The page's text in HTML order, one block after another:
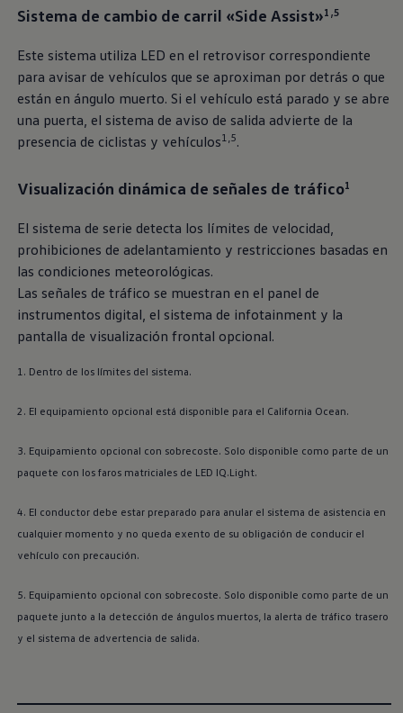
Sistema de cambio de carril «Side Assist»1,5
Este sistema utiliza LED en el retrovisor correspondiente
para avisar de vehículos que se aproximan por detrás o que
están en ángulo muerto. Si el vehículo está parado y se abre
una puerta, el sistema de aviso de salida advierte de la
presencia de ciclistas y vehículos1,5.
Visualización dinámica de señales de tráfico1
El sistema de serie detecta los límites de velocidad,
prohibiciones de adelantamiento y restricciones basadas en
las condiciones meteorológicas.
Las señales de tráfico se muestran en el panel de
instrumentos digital, el sistema de infotainment y la
pantalla de visualización frontal opcional.
1. Dentro de los límites del sistema.
2. El equipamiento opcional está disponible para el California Ocean.
3. Equipamiento opcional con sobrecoste. Solo disponible como parte de un
paquete con los faros matriciales de LED IQ.Light.
4. El conductor debe estar preparado para anular el sistema de asistencia en
cualquier momento y no queda exento de su obligación de conducir el
vehículo con precaución.
5. Equipamiento opcional con sobrecoste. Solo disponible como parte de un
paquete junto a la detección de ángulos muertos, la alerta de tráfico trasero
y el sistema de advertencia de salida.